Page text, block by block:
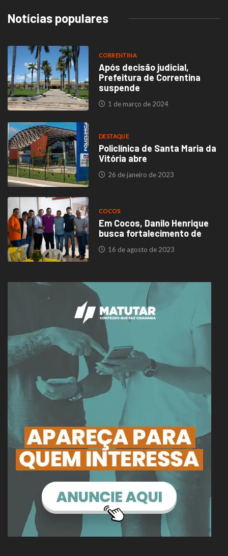
Notícias populares
CORRENTINA
Após decisão judicial,
Prefeitura de Correntina
suspende
1 de março de 2024
DESTAQUE
Policlínica de Santa Maria da
Vitória abre
26 de janeiro de 2023
COCOS
Em Cocos, Danilo Henrique
busca fortalecimento de
16 de agosto de 2023